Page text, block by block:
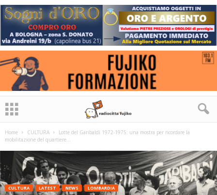
Home CULTURA
Lotte del Garibaldi 1972-1975: una mostra per ricordare la
mobilitazione del quartiere...
CULTURA LATEST NEWS LOMBARDIA